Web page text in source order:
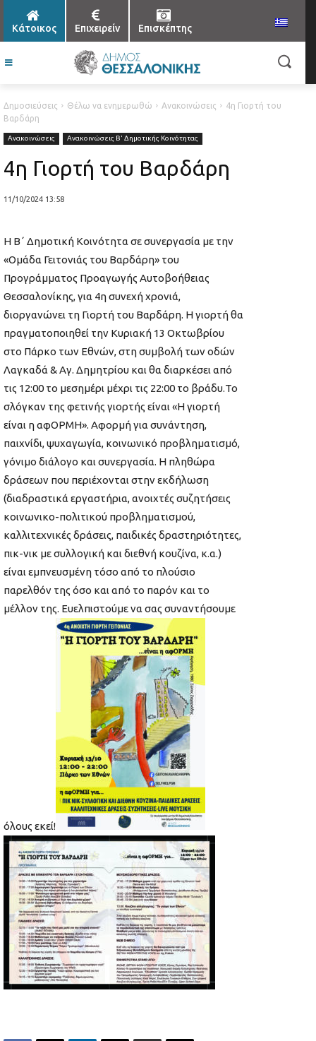
Κάτοικος Επιχειρείν Επισκέπτης
Δημοσιεύσεις Θέλω να ενημερωθώ Ανακοινώσεις
4η Γιορτή του
Βαρδάρη
Ανακοινώσεις Ανακοινώσεις Β' Δημοτικής Κοινότητας
4η Γιορτή του Βαρδάρη
11/10/2024 13:58
Η Β΄ Δημοτική Κοινότητα σε συνεργασία με την
«Ομάδα Γειτονιάς του Βαρδάρη» του
Προγράμματος Προαγωγής Αυτοβοήθειας
Θεσσαλονίκης, για 4η συνεχή χρονιά,
διοργανώνει τη Γιορτή του Βαρδάρη. Η γιορτή θα
πραγματοποιηθεί την Κυριακή 13 Οκτωβρίου
στο Πάρκο των Εθνών, στη συμβολή των οδών
Λαγκαδά & Αγ. Δημητρίου και θα διαρκέσει από
τις 12:00 το μεσημέρι μέχρι τις 22:00 το βράδυ.Το
σλόγκαν της φετινής γιορτής είναι «Η γιορτή
είναι η αφΟΡΜΗ». Αφορμή για συνάντηση,
παιχνίδι, ψυχαγωγία, κοινωνικό προβληματισμό,
γόνιμο διάλογο και συνεργασία. Η πληθώρα
δράσεων που περιέχονται στην εκδήλωση
(διαδραστικά εργαστήρια, ανοιχτές συζητήσεις
κοινωνικο-πολιτικού προβληματισμού,
καλλιτεχνικές δράσεις, παιδικές δραστηριότητες,
πικ-νικ με συλλογική και διεθνή κουζίνα, κ.α.)
είναι εμπνευσμένη τόσο από το πλούσιο
παρελθόν της όσο και από το παρόν και το
μέλλον της. Ευελπιστούμε να σας συναντήσουμε
όλους εκεί!